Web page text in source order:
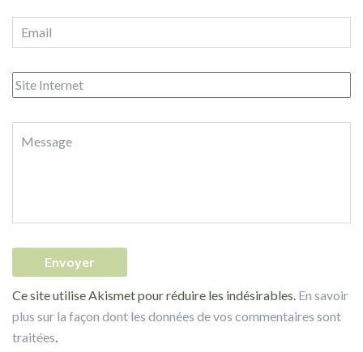
Ce site utilise Akismet pour réduire les indésirables. En savoir
plus sur la façon dont les données de vos commentaires sont
traitées